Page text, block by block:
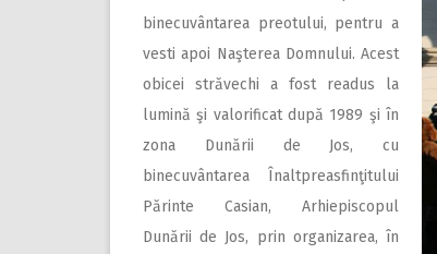
binecuvântarea preotului, pentru a
vesti apoi Naşterea Domnului. Acest
obicei străvechi a fost readus la
lumină şi valorificat după 1989 şi în
zona Dunării de Jos, cu
binecuvântarea Înaltpreasfinţitului
Părinte Casian, Arhiepiscopul
Dunării de Jos, prin organizarea, în